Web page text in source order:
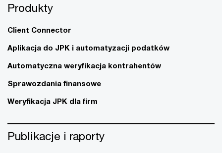
Produkty
Client Connector
Aplikacja do JPK i automatyzacji podatków
Automatyczna weryfikacja kontrahentów
Sprawozdania finansowe
Weryfikacja JPK dla firm
Publikacje i raporty